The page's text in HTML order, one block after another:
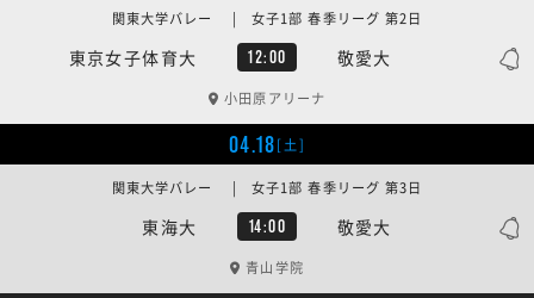
東京女子体育大 12:00 敬愛大
関東大学バレー | 女子1部 春季リーグ 第2日
小田原アリーナ
04.18[土]
東海大 14:00 敬愛大
関東大学バレー | 女子1部 春季リーグ 第3日
青山学院